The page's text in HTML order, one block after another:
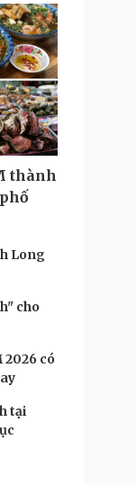
thành
Long
cho
2026 có
tại